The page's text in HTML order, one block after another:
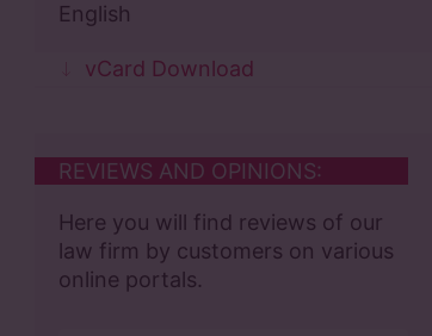
English
vCard Download
REVIEWS AND OPINIONS:
Here you will find reviews of our
law firm by customers on various
online portals.